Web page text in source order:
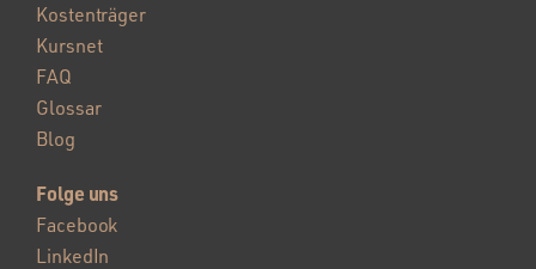
Kostenträger
Kursnet
FAQ
Glossar
Blog
Folge uns
Facebook
LinkedIn